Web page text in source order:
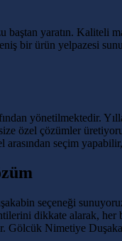
yaratın. Kaliteli
bir ürün yelpazesi
yönetilmektedir.
özel çözümler
seçim
seçeneği
dikkate alarak, her
Gölcük Nimetiye